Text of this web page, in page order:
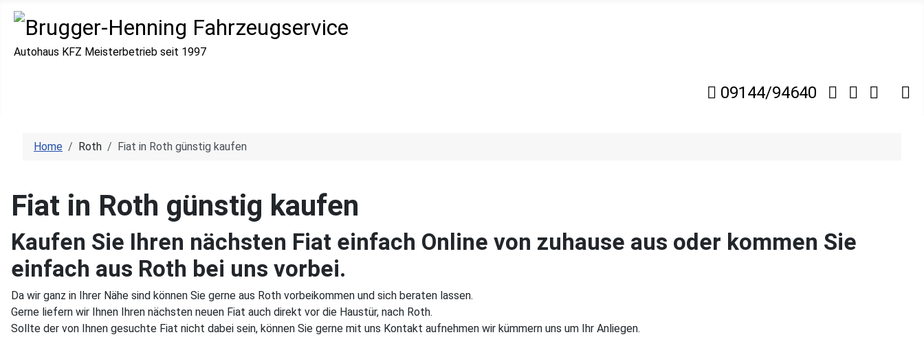
Autohaus KFZ Meisterbetrieb seit 1997
09144/94640
Home Roth Fiat in Roth günstig kaufen
Fiat in Roth günstig kaufen
Kaufen Sie Ihren nächsten Fiat einfach Online von zuhause aus oder kommen Sie
einfach aus Roth bei uns vorbei.
Da wir ganz in Ihrer Nähe sind können Sie gerne aus Roth vorbeikommen und sich beraten lassen.
Gerne liefern wir Ihnen Ihren nächsten neuen Fiat auch direkt vor die Haustür, nach Roth.
Sollte der von Ihnen gesuchte Fiat nicht dabei sein, können Sie gerne mit uns Kontakt aufnehmen wir kümmern uns um Ihr Anliegen.